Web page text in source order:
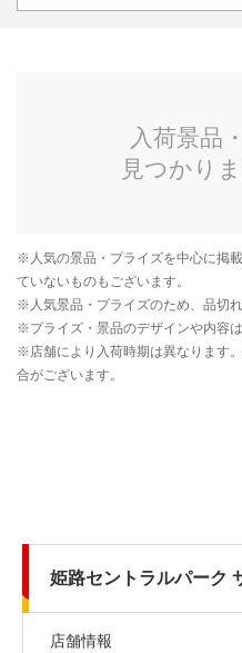
姫路セントラルパーク
店舗情報